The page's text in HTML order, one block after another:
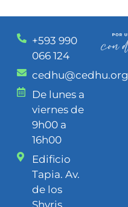
+593 990
066 124
cedhu@cedhu.org
De lunes a
viernes de
9h00 a
16h00
Edificio
Tapia. Av.
de los
Shyris